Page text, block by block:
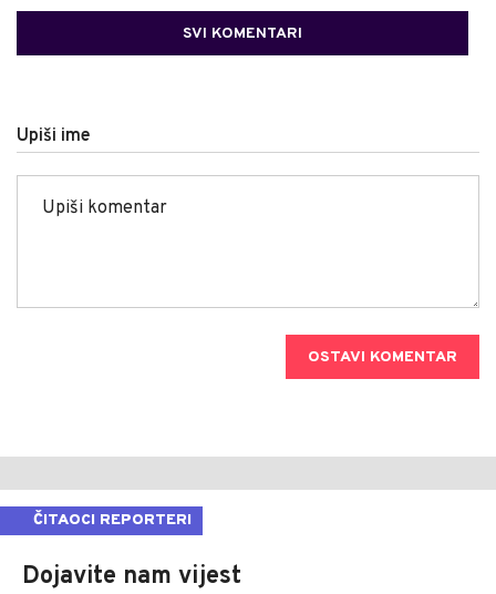
SVI KOMENTARI
Upiši ime
OSTAVI KOMENTAR
ČITAOCI REPORTERI
Dojavite nam vijest